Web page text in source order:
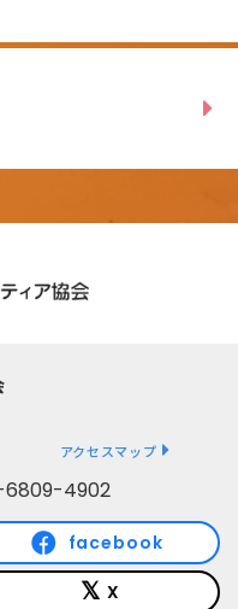
アクセスマップ
4902
facebook
X